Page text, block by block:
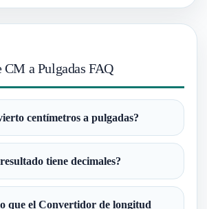
a Pulgadas FAQ
centímetros a pulgadas?
tiene decimales?
que el Convertidor de longitud